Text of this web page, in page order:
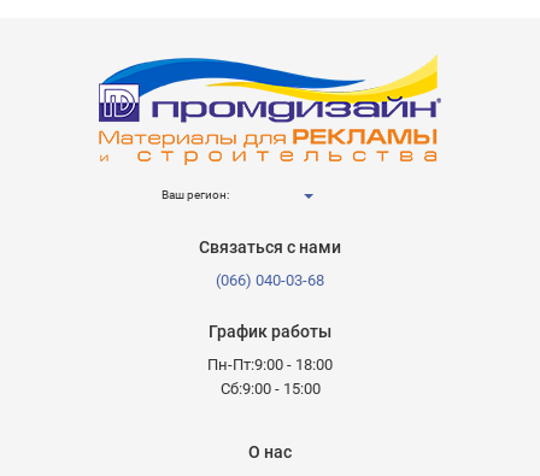
Ваш регион:
Связаться с нами
(066) 040-03-68
График работы
Пн-Пт:9:00 - 18:00
Сб:9:00 - 15:00
О нас